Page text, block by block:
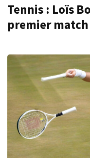
Tennis : Loïs
premier